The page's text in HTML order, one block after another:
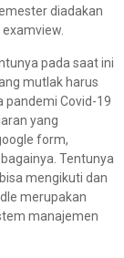
diadakan
pada saat ini
mutlak harus
pandemi Covid-19
yang
form,
Tentunya
mengikuti dan
merupakan
manajemen